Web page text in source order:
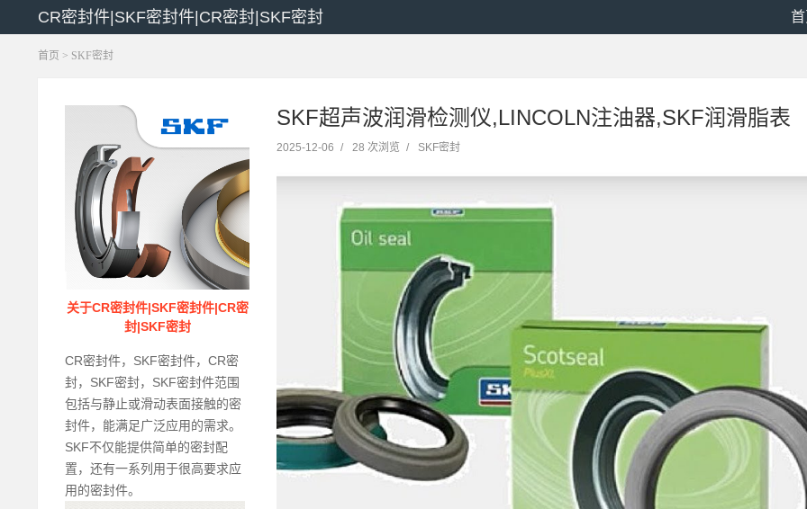
CR密封件|SKF密封件|CR密封|SKF密封 首
首页 > SKF密封
关于CR密封件|SKF密封件|CR密
封|SKF密封
CR密封件，SKF密封件，CR密
封，SKF密封，SKF密封件范围
包括与静止或滑动表面接触的密
封件，能满足广泛应用的需求。
SKF不仅能提供简单的密封配
置，还有一系列用于很高要求应
用的密封件。
SKF超声波润滑检测仪,LINCOLN注油器,SKF润滑脂表
2025-12-06 / 28 次浏览 / SKF密封